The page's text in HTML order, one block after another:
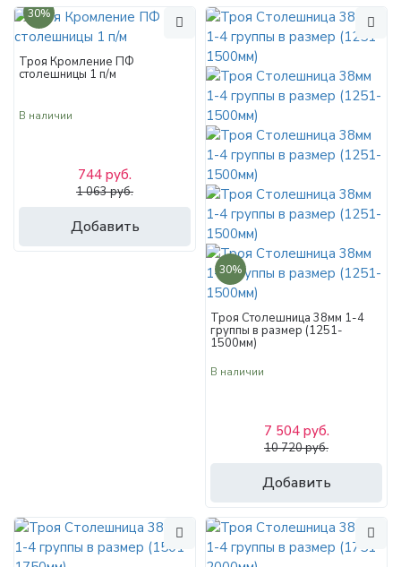
30%
Троя Кромление ПФ
столешницы 1 п/м
В наличии
Добавить
744 руб.
1 063 руб.
30%
Троя Столешница 38мм 1-4
группы в размер (1251-
1500мм)
В наличии
Добавить
7 504 руб.
10 720 руб.